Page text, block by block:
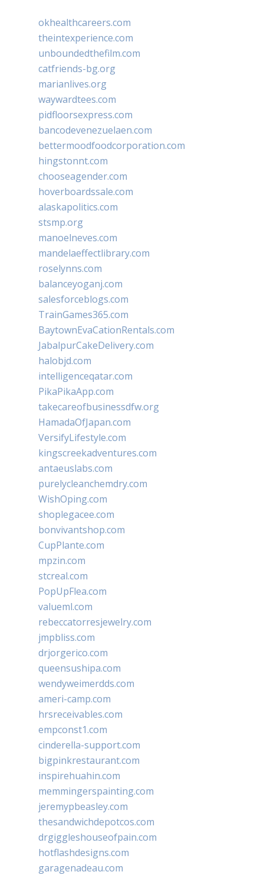
okhealthcareers.com
theintexperience.com
unboundedthefilm.com
catfriends-bg.org
marianlives.org
waywardtees.com
pidfloorsexpress.com
bancodevenezuelaen.com
bettermoodfoodcorporation.com
hingstonnt.com
chooseagender.com
hoverboardssale.com
alaskapolitics.com
stsmp.org
manoelneves.com
mandelaeffectlibrary.com
roselynns.com
balanceyoganj.com
salesforceblogs.com
TrainGames365.com
BaytownEvaCationRentals.com
JabalpurCakeDelivery.com
halobjd.com
intelligenceqatar.com
PikaPikaApp.com
takecareofbusinessdfw.org
HamadaOfJapan.com
VersifyLifestyle.com
kingscreekadventures.com
antaeuslabs.com
purelycleanchemdry.com
WishOping.com
shoplegacee.com
bonvivantshop.com
CupPlante.com
mpzin.com
stcreal.com
PopUpFlea.com
valueml.com
rebeccatorresjewelry.com
jmpbliss.com
drjorgerico.com
queensushipa.com
wendyweimerdds.com
ameri-camp.com
hrsreceivables.com
empconst1.com
cinderella-support.com
bigpinkrestaurant.com
inspirehuahin.com
memmingerspainting.com
jeremypbeasley.com
thesandwichdepotcos.com
drgiggleshouseofpain.com
hotflashdesigns.com
garagenadeau.com